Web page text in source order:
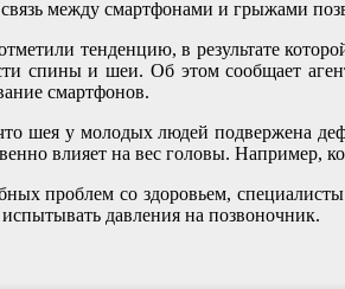
тенденцию, в результате
спины и шеи. Об этом сообщает
смартфонов.
шея у молодых людей подвержена
влияет на вес головы. Например,
проблем со здоровьем,
давления на позвоночник.